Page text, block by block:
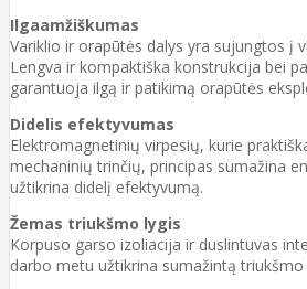
Ilgaamžiškumas
Variklio ir orapūtės dalys yra sujungtos į
Lengva ir kompaktiška konstrukcija bei
garantuoja ilgą ir patikimą orapūtės
Didelis efektyvumas
Elektromagnetinių virpesių, kurie
mechaninių trinčių, principas sumažina
užtikrina didelį efektyvumą.
Žemas triukšmo lygis
Korpuso garso izoliacija ir duslintuvas
darbo metu užtikrina sumažintą triukšmo